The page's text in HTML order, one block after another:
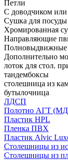
Петли
С доводчиком или
Сушка для посуды
Хромированная
Направляющие
Полновыдвижные
Дополнительно
лоток для стол.
тандембоксы
столешница из
бутылочница
ЛДСП
Полотно АГТ
Пластик HPL
Пленка ПВХ
Пластик Alvic
Столешницы из
Столешницы из